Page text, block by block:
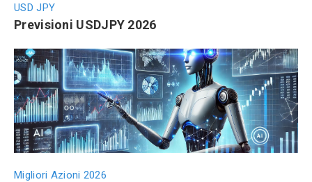
USD JPY
Previsioni USDJPY 2026
Migliori Azioni 2026